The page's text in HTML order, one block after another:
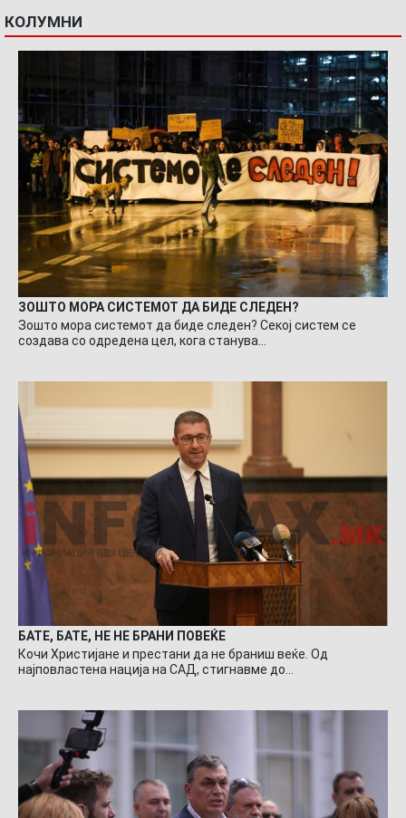
КОЛУМНИ
ЗОШТО МОРА СИСТЕМОТ ДА БИДЕ СЛЕДЕН?
Зошто мора системот да биде следен? Секој систем се
создава со одредена цел, кога станува…
БАТЕ, БАТЕ, НЕ НЕ БРАНИ ПОВЕЌЕ
Кочи Христијане и престани да не браниш веќе. Од
најповластена нација на САД, стигнавме до…